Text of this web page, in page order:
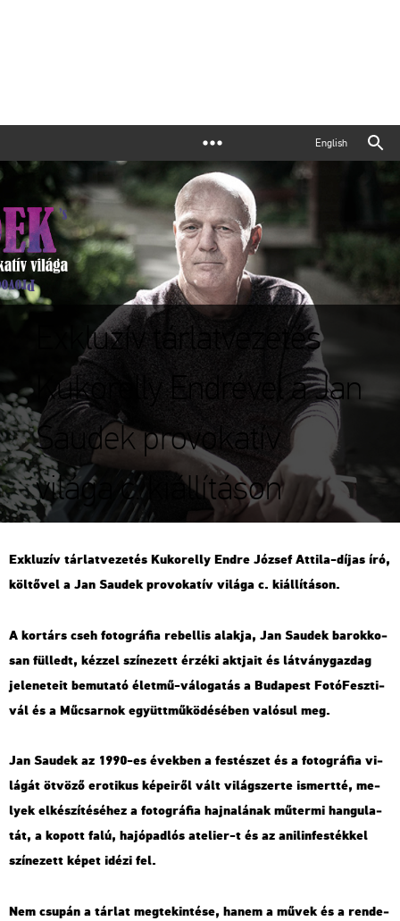
English
Exkluzív tárlatvezetés
Kukorelly Endrével a Jan
Saudek provokatív
világa c. kiállításon
Exk­lu­zív tár­lat­ve­ze­tés Ku­kor­elly Endre Jó­zsef At­ti­la-díjas író,
köl­tő­vel a Jan Sa­udek pro­vo­ka­tív vi­lá­ga c. ki­ál­lí­tá­son.
A kor­társ cseh fo­tog­rá­fia re­bel­lis alak­ja, Jan Sa­udek ba­rok­ko­
san fül­ledt, kéz­zel szí­ne­zett ér­zé­ki akt­ja­it és lát­vány­gaz­dag
je­le­ne­te­it be­mu­ta­tó élet­mű-vá­lo­ga­tás a Bu­da­pest Fo­tó­Fesz­ti­
vál és a Mű­csar­nok együtt­mű­kö­dé­sé­ben va­ló­sul meg.
Jan Sa­udek az 1990-es évek­ben a fes­té­szet és a fo­tog­rá­fia vi­
lá­gát öt­vö­ző ero­ti­kus ké­pe­i­ről vált vi­lág­szer­te is­mert­té, me­
lyek el­ké­szí­té­sé­hez a fo­tog­rá­fia haj­na­lá­nak mű­ter­mi han­gu­la­
tát, a ko­pott falú, ha­jó­pad­lós ate­li­er-t és az ani­lin­fes­ték­kel
szí­ne­zett képet idézi fel.
Nem csu­pán a tár­lat meg­te­kin­té­se, hanem a művek és a ren­de­